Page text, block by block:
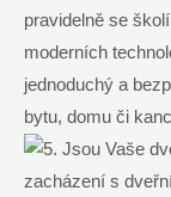
pravidelně se
moderních
jednoduchý a
bytu, domu či